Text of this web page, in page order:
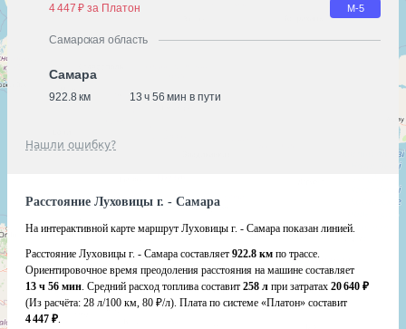
4 447 ₽ за Платон
М-5
Самарская область
Самара
922.8 км 13 ч 56 мин в пути
Нашли ошибку?
Расстояние Луховицы г. - Самара
На интерактивной карте маршрут Луховицы г. - Самара показан линией.
Расстояние Луховицы г. - Самара составляет 922.8 км по трассе.
Ориентировочное время преодоления расстояния на машине составляет
13 ч 56 мин. Средний расход топлива составит 258 л при затратах 20 640 ₽
(Из расчёта: 28 л/100 км, 80 ₽/л). Плата по системе «Платон» составит
4 447 ₽.